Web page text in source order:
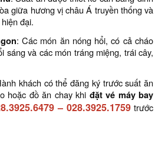
giữa hương vị châu Á truyền thống và
đại.
: Các món ăn nóng hổi, có cả cháo
sáng và các món tráng miệng, trái cây,
khách có thể đăng ký trước suất ăn
hoặc đồ ăn chay khi đặt vé máy bay
– 028.3925.1759 trước